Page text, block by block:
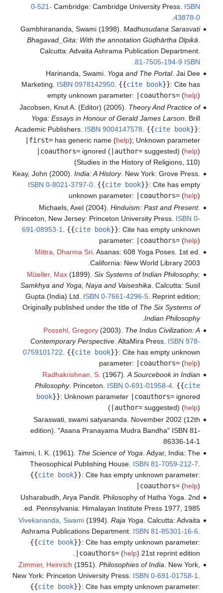
Cambridge: Cambridge University Press. ISBN
0-521-
43878-0
Gambhirananda, Swami (1998). Madhusudana Sarasvati
Bhagavad_Gita: With the annotation Gūḍhārtha Dīpikā
Calcutta: Advaita Ashrama Publication Department.
ISBN
81-7505-194-9
Harinanda, Swami. Yoga and The Portal. Jai Dee
Marketing. ISBN 0978142950. {{cite book}}: Cite has
empty unknown parameter:
|coauthors=(help)
Jacobsen, Knut A. (Editor) (2005). Theory And Practice of
Yoga: Essays in Honour of Gerald James Larson . Brill
Academic Publishers. ISBN 9004147578 {{cite book}}:
|first=has generic name (help); Unknown parameter
|coauthors=ignored (|author=suggested) (help)
(Studies in the History of Religions, 110)
Keay, John (2000). India: A History. New York: Grove Press.
ISBN 0-8021-3797-0. {{cite book}}: Cite has empty
unknown parameter:
|coauthors=(help)
Michaels, Axel (2004). Hinduism: Past and Present.
Princeton, New Jersey: Princeton University Press. ISBN 0-
691-08953-1
{{cite book}}: Cite has empty unknown
parameter:
|coauthors=(help)
Mittra, Dharma Sri. Asanas: 608 Yoga Poses. 1st ed.
California: New World Library 2003.
Müeller, Max(1899). Six Systems of Indian Philosophy;
Samkhya and Yoga, Naya and Vaiseshika. Calcutta: Susil
Gupta (India) Ltd. ISBN 0-7661-4296-5. Reprint edition;
Originally published under the title of The Six Systems of
Indian Philosophy
.
Possehl, Gregory(2003). The Indus Civilization: A
Contemporary Perspective. AltaMira Press. ISBN 978-
0759101722
{{cite book}}: Cite has empty unknown
parameter:
|coauthors=(help)
Radhakrishnan, S. (1967). A Sourcebook in Indian
Philosophy. Princeton. ISBN 0-691-01958-4. {{cite
book}}: Unknown parameter |coauthors=ignored
(|author=suggested) (help)
Saraswati, swami satyananda. November 2002 (12th
edition). "Asana Pranayama Mudra Bandha" ISBN 81-
86336-14-1
Taimni, I. K. (1961). The Science of Yoga . Adyar, India: The
Theosophical Publishing House. ISBN 81-7059-212-7
{{cite book}}: Cite has empty unknown parameter:
|coauthors=(help)
Usharabudh, Arya Pandit. Philosophy of Hatha Yoga. 2nd
ed. Pennsylvania: Himalayan Institute Press 1977, 1985.
Vivekananda, Swami(1994). Raja Yoga . Calcutta: Advaita
Ashrama Publications Department. ISBN 81-85301-16-6
{{cite book}}: Cite has empty unknown parameter:
|coauthors=(help) 21st reprint edition.
Zimmer, Heinrich (1951). Philosophies of India . New York,
New York: Princeton University Press. ISBN 0-691-01758-1
{{cite book}}: Cite has empty unknown parameter: